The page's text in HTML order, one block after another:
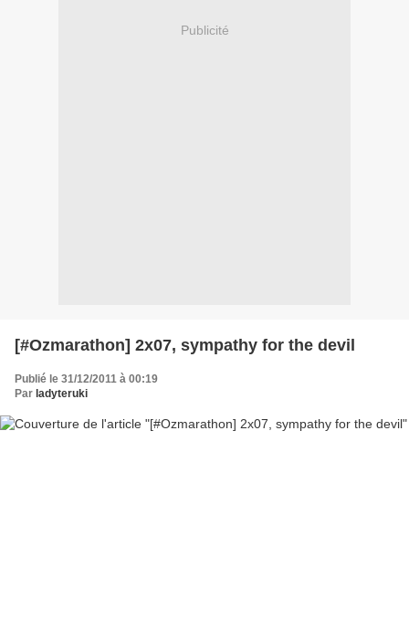
Publicité
[#Ozmarathon] 2x07, sympathy for the devil
Publié le 31/12/2011 à 00:19
Par ladyteruki